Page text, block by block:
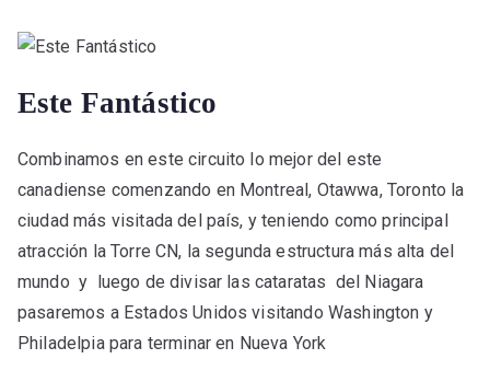
Este Fantástico
Combinamos en este circuito lo mejor del este
canadiense comenzando en Montreal, Otawwa, Toronto la
ciudad más visitada del país, y teniendo como principal
atracción la Torre CN, la segunda estructura más alta del
mundo y luego de divisar las cataratas del Niagara
pasaremos a Estados Unidos visitando Washington y
Philadelpia para terminar en Nueva York